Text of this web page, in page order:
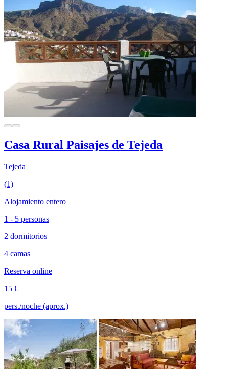
Casa Rural Paisajes de Tejeda
Tejeda
(1)
Alojamiento entero
1 - 5 personas
2 dormitorios
4 camas
Reserva online
15 €
pers./noche (aprox.)